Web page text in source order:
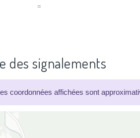
=
des signalements
coordonnées affichées sont